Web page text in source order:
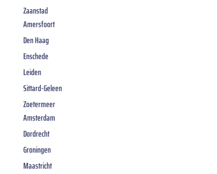
Zaanstad
Amersfoort
Den Haag
Enschede
Leiden
Sittard-Geleen
Zoetermeer
Amsterdam
Dordrecht
Groningen
Maastricht